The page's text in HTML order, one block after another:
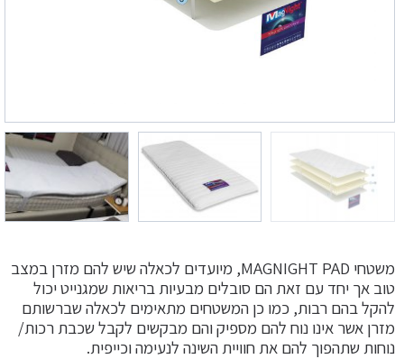
משטחי MAGNIGHT PAD, מיועדים לכאלה שיש להם מזרן במצב
טוב אך יחד עם זאת הם סובלים מבעיות בריאות שמגנייט יכול
להקל בהם רבות, כמו כן המשטחים מתאימים לכאלה שברשותם
מזרן אשר אינו נוח להם מספיק והם מבקשים לקבל שכבת רכות/
נוחות שתהפוך להם את חוויית השינה לנעימה וכייפית.